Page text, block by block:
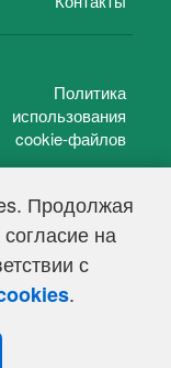
Продолжая
на
с
.
Политика
использования
cookie-файлов
39848, выдано